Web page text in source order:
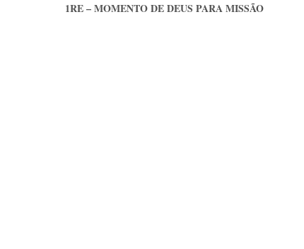
1RE – MOMENTO DE DEUS PARA MISSÃO